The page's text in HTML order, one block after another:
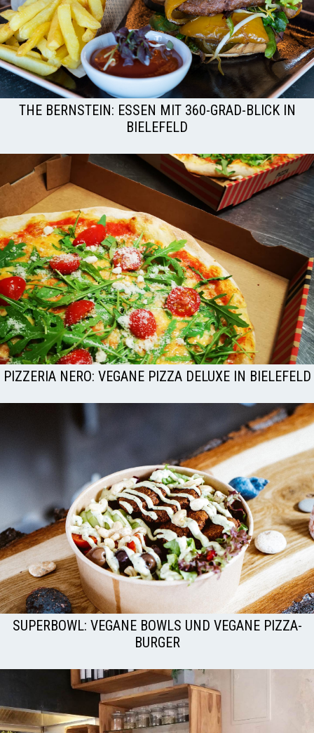
THE BERNSTEIN: ESSEN MIT 360-GRAD-BLICK IN
BIELEFELD
PIZZERIA NERO: VEGANE PIZZA DELUXE IN BIELEFELD
SUPERBOWL: VEGANE BOWLS UND VEGANE PIZZA-
BURGER